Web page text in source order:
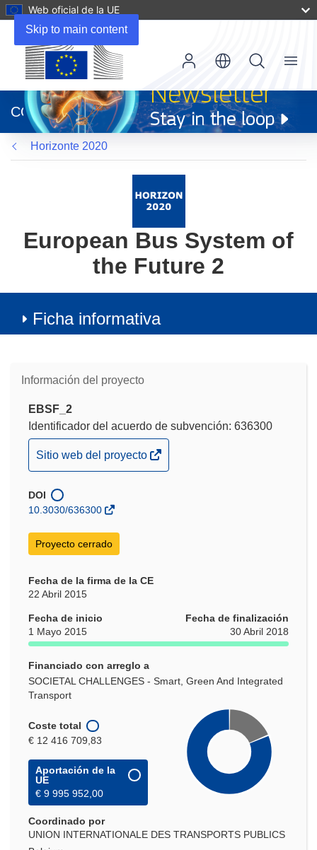
Skip to main content
Web oficial de la UE
abrirá
en
una
nueva
ventana)
CORDIS
Menu
Horizonte 2020
European Bus System of
the Future 2
Ficha informativa
Información del proyecto
EBSF_2
Identificador del acuerdo de subvención: 636300
(se
abrirá
una
ventana)
Sitio web del proyecto
DOI
10.3030/636300
Proyecto cerrado
Fecha de la firma de la CE
22 Abril 2015
Fecha de inicio
1 Mayo 2015
Fecha de finalización
30 Abril 2018
Financiado con arreglo a
SOCIETAL CHALLENGES - Smart, Green And Integrated
Transport
Coste total
€ 12 416 709,83
Aportación de la
UE
€ 9 995 952,00
Coordinado por
UNION INTERNATIONALE DES TRANSPORTS PUBLICS